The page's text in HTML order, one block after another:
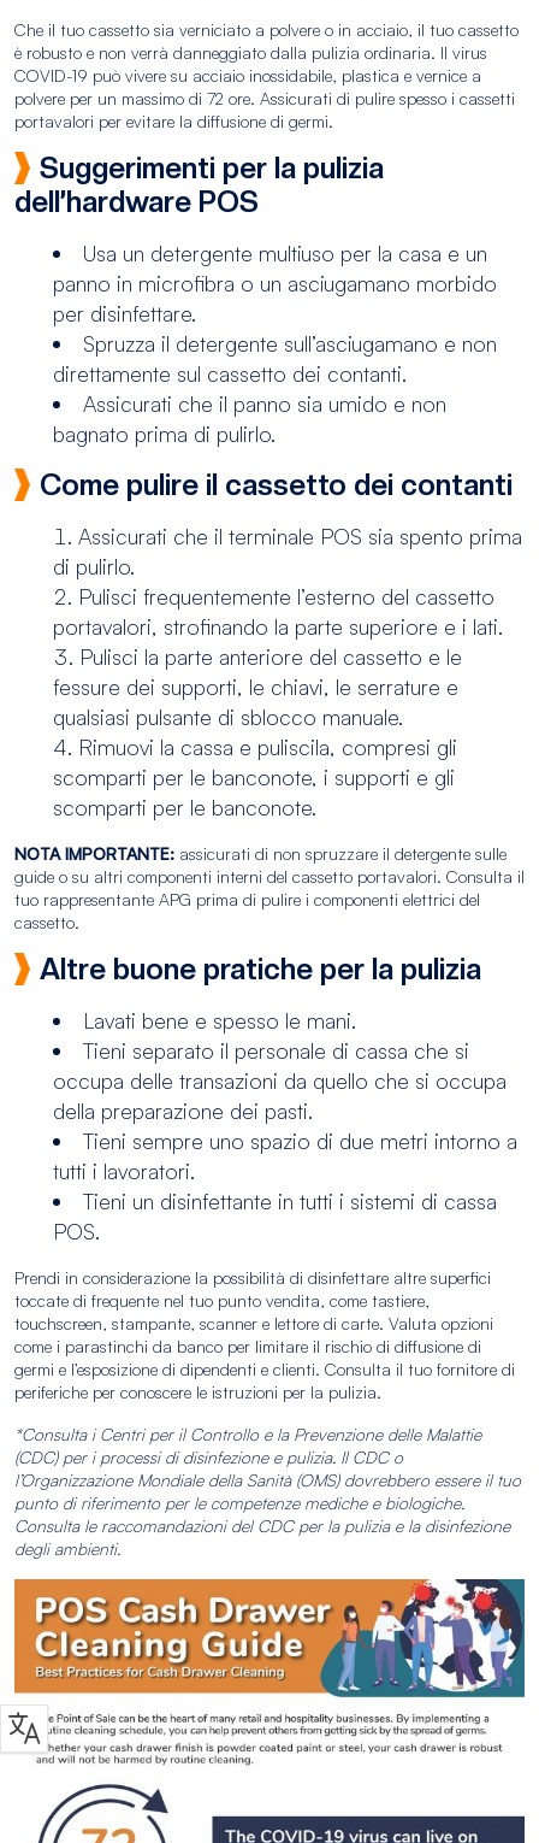
Che il tuo cassetto sia verniciato a polvere o in acciaio, il tuo cassetto
è robusto e non verrà danneggiato dalla pulizia ordinaria. Il virus
COVID-19 può vivere su acciaio inossidabile, plastica e vernice a
polvere per un massimo di 72 ore. Assicurati di pulire spesso i cassetti
portavalori per evitare la diffusione di germi.
Suggerimenti per la pulizia
dell’hardware POS
Usa un detergente multiuso per la casa e un
panno in microfibra o un asciugamano morbido
per disinfettare.
Spruzza il detergente sull’asciugamano e non
direttamente sul cassetto dei contanti.
Assicurati che il panno sia umido e non
bagnato prima di pulirlo.
Come pulire il cassetto dei contanti
Assicurati che il terminale POS sia spento prima
di pulirlo.
Pulisci frequentemente l’esterno del cassetto
portavalori, strofinando la parte superiore e i lati.
Pulisci la parte anteriore del cassetto e le
fessure dei supporti, le chiavi, le serrature e
qualsiasi pulsante di sblocco manuale.
Rimuovi la cassa e puliscila, compresi gli
scomparti per le banconote, i supporti e gli
scomparti per le banconote.
NOTA IMPORTANTE: assicurati di non spruzzare il detergente sulle
guide o su altri componenti interni del cassetto portavalori. Consulta il
tuo rappresentante APG prima di pulire i componenti elettrici del
cassetto.
Altre buone pratiche per la pulizia
Lavati bene e spesso le mani.
Tieni separato il personale di cassa che si
occupa delle transazioni da quello che si occupa
della preparazione dei pasti.
Tieni sempre uno spazio di due metri intorno a
tutti i lavoratori.
Tieni un disinfettante in tutti i sistemi di cassa
POS.
Prendi in considerazione la possibilità di disinfettare altre superfici
toccate di frequente nel tuo punto vendita, come tastiere,
touchscreen, stampante, scanner e lettore di carte. Valuta opzioni
come i parastinchi da banco per limitare il rischio di diffusione di
germi e l’esposizione di dipendenti e clienti. Consulta il tuo fornitore di
periferiche per conoscere le istruzioni per la pulizia.
*Consulta i Centri per il Controllo e la Prevenzione delle Malattie
(CDC) per i processi di disinfezione e pulizia. Il CDC o
l’Organizzazione Mondiale della Sanità (OMS) dovrebbero essere il tuo
punto di riferimento per le competenze mediche e biologiche.
Consulta le raccomandazioni del CDC per la pulizia e la disinfezione
degli ambienti.